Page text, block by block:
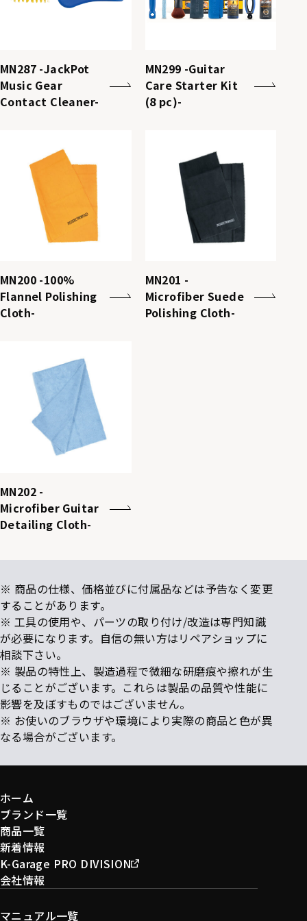
MN287 -JackPot
Music Gear
Contact Cleaner-
MN299 -Guitar
Care Starter Kit
(8 pc)-
MN200 -100%
Flannel Polishing
Cloth-
MN201 -
Microfiber Suede
Polishing Cloth-
MN202 -
Microfiber Guitar
Detailing Cloth-
※ 商品の仕様、価格並びに付属品などは予告なく変更
することがあります。
※ 工具の使用や、パーツの取り付け/改造は専門知識
が必要になります。自信の無い方はリペアショップに
相談下さい。
※ 製品の特性上、製造過程で微細な研磨痕や擦れが生
じることがございます。これらは製品の品質や性能に
影響を及ぼすものではございません。
※ お使いのブラウザや環境により実際の商品と色が異
なる場合がございます。
ホーム
ブランド一覧
商品一覧
新着情報
K-Garage PRO DIVISION
会社情報
マニュアル一覧